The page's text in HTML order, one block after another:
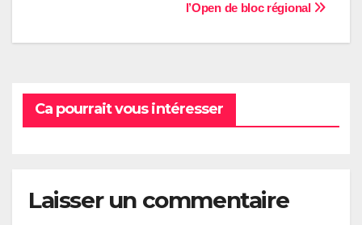
l’Open de bloc régional
Ca pourrait vous intéresser
Laisser un commentaire